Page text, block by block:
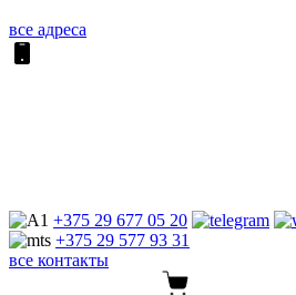
все адреса
+375 29 677 05 20
+375 29 577 93 31
все контакты